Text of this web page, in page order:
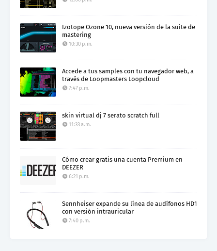
Izotope Ozone 10, nueva versión de la suite de
mastering
10:30 p.m.
Accede a tus samples con tu navegador web, a
través de Loopmasters Loopcloud
7:47 p.m.
skin virtual dj 7 serato scratch full
11:33 a.m.
Cómo crear gratis una cuenta Premium en
DEEZER
6:21 p.m.
Sennheiser expande su línea de audífonos HD1
con versión intrauricular
7:40 p.m.